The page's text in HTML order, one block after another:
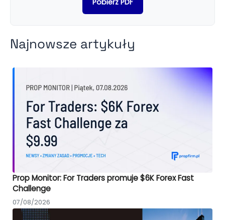
Najnowsze artykuły
Prop Monitor: For Traders promuje $6K Forex Fast
Challenge
07/08/2026